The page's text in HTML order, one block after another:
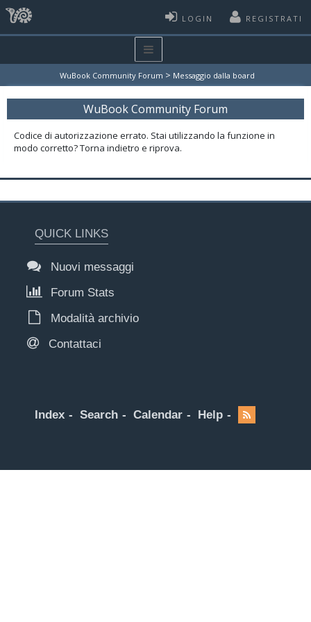
LOGIN REGISTRATI
WuBook Community Forum > Messaggio dalla board
WuBook Community Forum
Codice di autorizzazione errato. Stai utilizzando la funzione in
modo corretto? Torna indietro e riprova.
QUICK LINKS
Nuovi messaggi
Forum Stats
Modalità archivio
Contattaci
Index Search Calendar Help